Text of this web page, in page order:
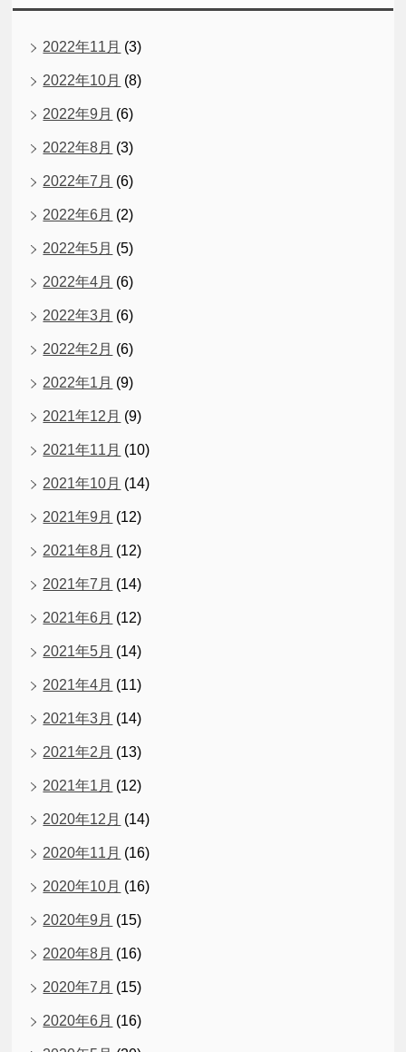
2022年11月 (3)
2022年10月 (8)
2022年9月 (6)
2022年8月 (3)
2022年7月 (6)
2022年6月 (2)
2022年5月 (5)
2022年4月 (6)
2022年3月 (6)
2022年2月 (6)
2022年1月 (9)
2021年12月 (9)
2021年11月 (10)
2021年10月 (14)
2021年9月 (12)
2021年8月 (12)
2021年7月 (14)
2021年6月 (12)
2021年5月 (14)
2021年4月 (11)
2021年3月 (14)
2021年2月 (13)
2021年1月 (12)
2020年12月 (14)
2020年11月 (16)
2020年10月 (16)
2020年9月 (15)
2020年8月 (16)
2020年7月 (15)
2020年6月 (16)